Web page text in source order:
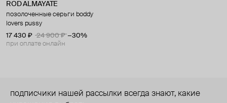
ROD ALMAYATE
позолоченные серьги boddy
lovers pussy
17 430 ₽
24 900 ₽ −30%
при оплате онлайн
подписчики нашей рассылки всегда знают, какие